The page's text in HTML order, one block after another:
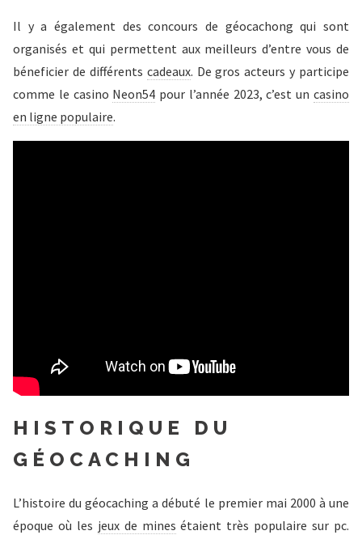
Il y a également des concours de géocachong qui sont
organisés et qui permettent aux meilleurs d’entre vous de
béneficier de différents cadeaux. De gros acteurs y participe
comme le casino Neon54 pour l’année 2023, c’est uncasino
en ligne populaire.
HISTORIQUE DU
GÉOCACHING
L’histoire du géocaching a débuté le premier mai 2000 à une
époque où les jeux de mines étaient très populaire sur pc.